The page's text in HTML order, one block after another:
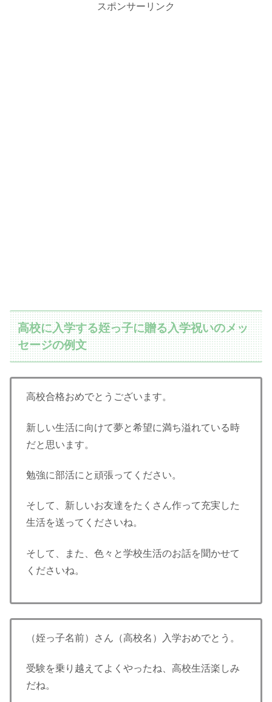
スポンサーリンク
高校に入学する姪っ子に贈る入学祝いのメッ
セージの例文
高校合格おめでとうございます。
新しい生活に向けて夢と希望に満ち溢れている時
だと思います。
勉強に部活にと頑張ってください。
そして、新しいお友達をたくさん作って充実した
生活を送ってくださいね。
そして、また、色々と学校生活のお話を聞かせて
くださいね。
（姪っ子名前）さん（高校名）入学おめでとう。
受験を乗り越えてよくやったね、高校生活楽しみ
だね。